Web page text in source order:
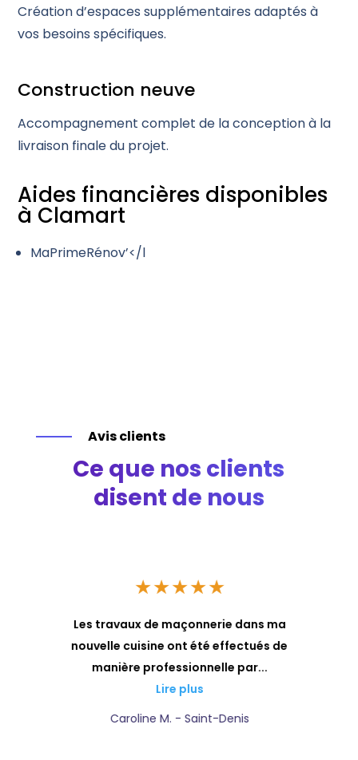
Création d’espaces supplémentaires adaptés à
vos besoins spécifiques.
Construction neuve
Accompagnement complet de la conception à la
livraison finale du projet.
Aides financières disponibles
à Clamart
MaPrimeRénov’</l
Avis clients
Ce que nos clients
disent de nous
★★★★★
Les travaux de maçonnerie dans ma
nouvelle cuisine ont été effectués de
manière professionnelle par...
Lire plus
Caroline M. - Saint-Denis